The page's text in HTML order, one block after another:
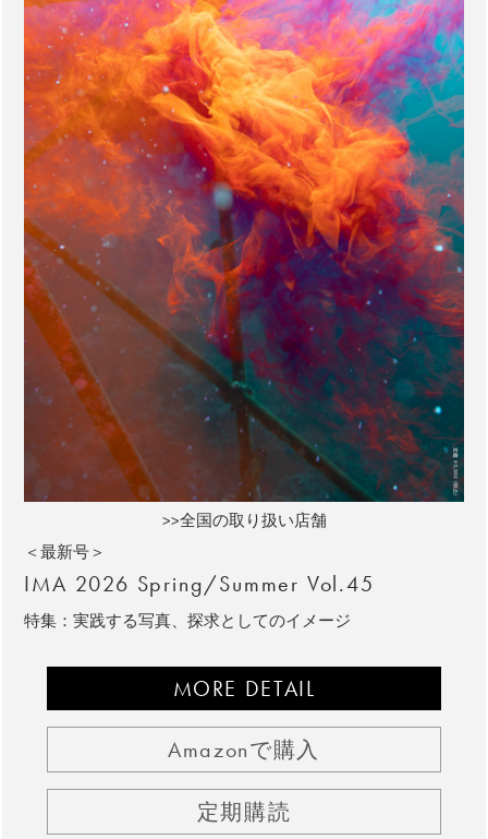
>>全国の取り扱い店舗
＜最新号＞
IMA 2026 Spring/Summer Vol.45
特集：実践する写真、探求としてのイメージ
MORE DETAIL
Amazonで購入
定期購読